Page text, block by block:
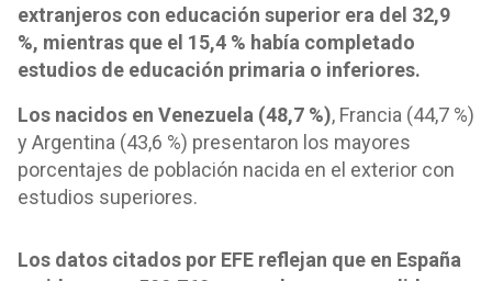
extranjeros con educación superior era del 32,9
%, mientras que el 15,4 % había completado
estudios de educación primaria o inferiores.
Los nacidos en Venezuela (48,7 %), Francia (44,7 %)
y Argentina (43,6 %) presentaron los mayores
porcentajes de población nacida en el exterior con
estudios superiores.
Los datos citados por EFE reflejan que en España